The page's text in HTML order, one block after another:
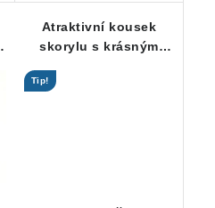
Atraktivní kousek
skorylu s krásným
Tip!